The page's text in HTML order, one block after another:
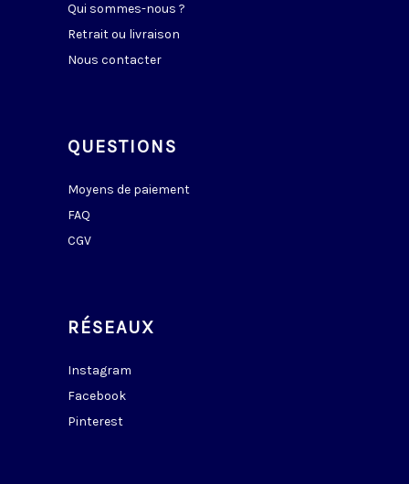
Qui sommes-nous ?
Retrait ou livraison
Nous contacter
QUESTIONS
Moyens de paiement
FAQ
CGV
RÉSEAUX
Instagram
Facebook
Pinterest